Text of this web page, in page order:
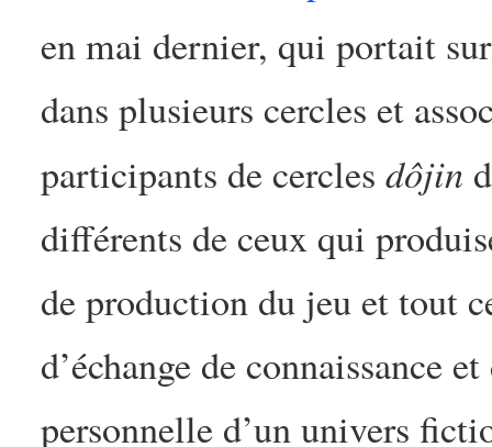
en mai dernier, qui portait
dans plusieurs cercles et
participants de cerclesdôjin
différents de ceux qui
de production du jeu et tout
d’échange de connaissance
personnelle d’un univers